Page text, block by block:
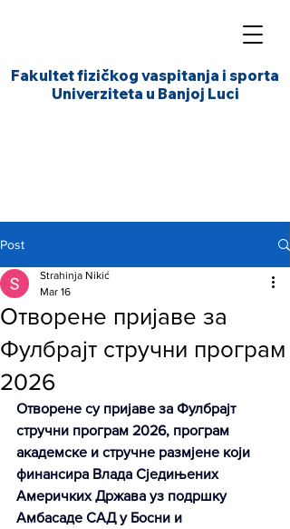
Fakultet fizičkog vaspitanja i sporta
Univerziteta u Banjoj Luci
Post
Отворене пријаве за
Фулбрајт стручни програм
2026
Strahinja Nikić
Mar 16
Отворене су пријаве за Фулбрајт
стручни програм 2026, програм
академске и стручне размјене који
финансира Влада Сједињених
Америчких Држава уз подршку
Амбасаде САД у Босни и